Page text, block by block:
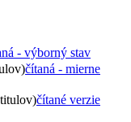
- výborný stav
čítaná - mierne
čítané verzie